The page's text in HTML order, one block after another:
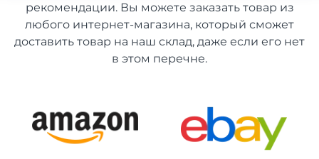
рекомендации. Вы можете заказать товар из
любого интернет-магазина, который сможет
доставить товар на наш склад, даже если его нет
в этом перечне.